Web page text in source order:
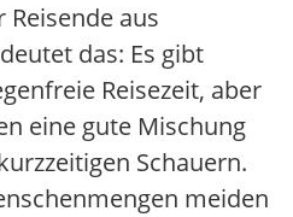
Reisende aus
das: Es gibt
Reisezeit, aber
eine gute Mischung
Schauern.
meiden